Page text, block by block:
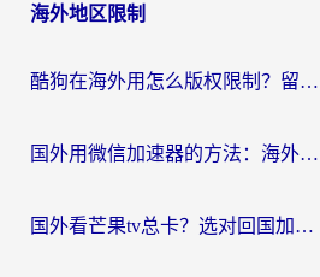
海外地区限制
酷狗在海外用怎么版权限制？留学生亲测：3步解决听国内音乐难题
国外用微信加速器的方法：海外党无缝连接国内生活的实用指南
国外看芒果tv总卡？选对回国加速器，轻松追《浪姐》不费劲